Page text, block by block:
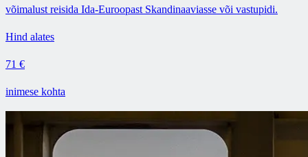
võimalust reisida Ida-Euroopast Skandinaaviasse või vastupidi.
Hind alates
71 €
inimese kohta